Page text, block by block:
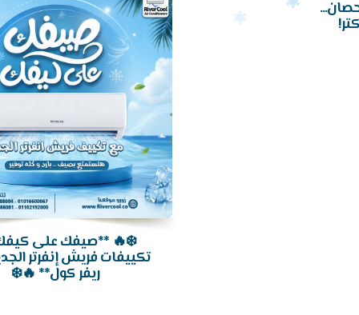
❄️✨ فريش إنفرتر إيليت 1.5 حصان...
تكنولوجيا توفرلك راحة أكتر!